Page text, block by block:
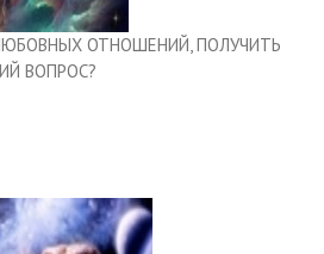
ОТНОШЕНИЙ, ПОЛУЧИТЬ
ВОПРОС?